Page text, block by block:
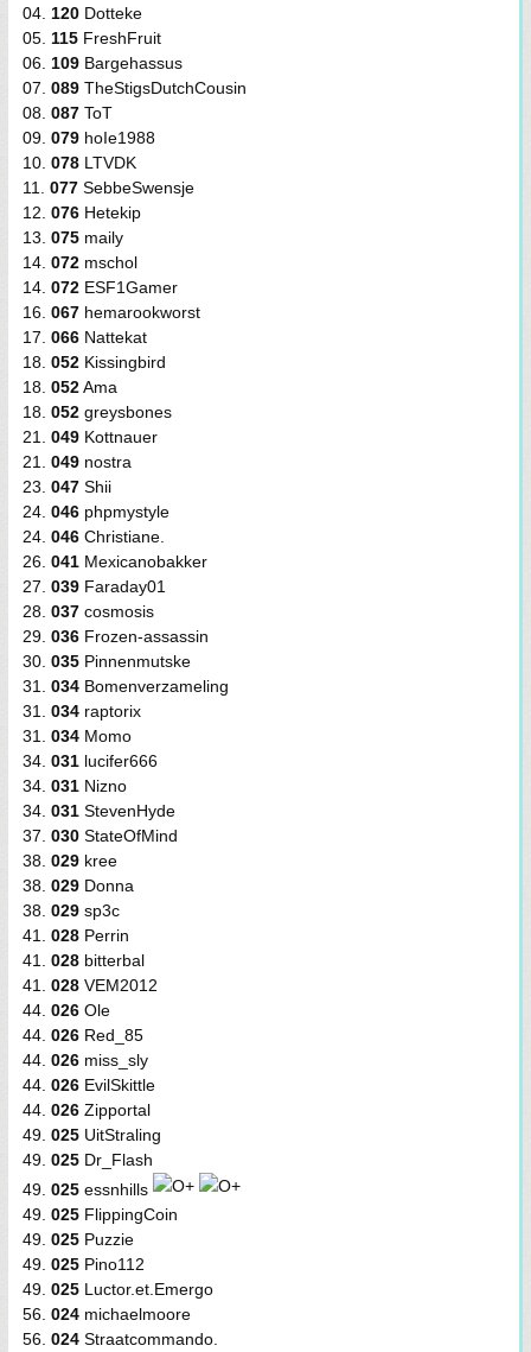
04. 120 Dotteke
05. 115 FreshFruit
06. 109 Bargehassus
07. 089 TheStigsDutchCousin
08. 087 ToT
09. 079 hoIe1988
10. 078 LTVDK
11. 077 SebbeSwensje
12. 076 Hetekip
13. 075 maily
14. 072 mschol
14. 072 ESF1Gamer
16. 067 hemarookworst
17. 066 Nattekat
18. 052 Kissingbird
18. 052Ama
18. 052 greysbones
21. 049 Kottnauer
21. 049 nostra
23. 047 Shii
24. 046 phpmystyle
24. 046 Christiane.
26. 041 Mexicanobakker
27. 039 Faraday01
28. 037 cosmosis
29. 036 Frozen-assassin
30. 035 Pinnenmutske
31. 034 Bomenverzameling
31. 034 raptorix
31. 034 Momo
34. 031 lucifer666
34. 031 Nizno
34. 031 StevenHyde
37. 030 StateOfMind
38. 029 kree
38. 029 Donna
38. 029 sp3c
41. 028 Perrin
41. 028 bitterbal
41. 028 VEM2012
44. 026 Ole
44. 026 Red_85
44. 026 miss_sly
44. 026 EvilSkittle
44. 026 Zipportal
49. 025 UitStraling
49. 025 Dr_Flash
49. 025 essnhills
49. 025 FlippingCoin
49. 025 Puzzie
49. 025 Pino112
49. 025 Luctor.et.Emergo
56. 024 michaelmoore
56. 024 Straatcommando.